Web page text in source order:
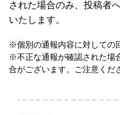
された場合のみ、投稿者
いたします。
※個別の通報内容に対しての
※不正な通報が確認された場
合がございます。ご注意くだ